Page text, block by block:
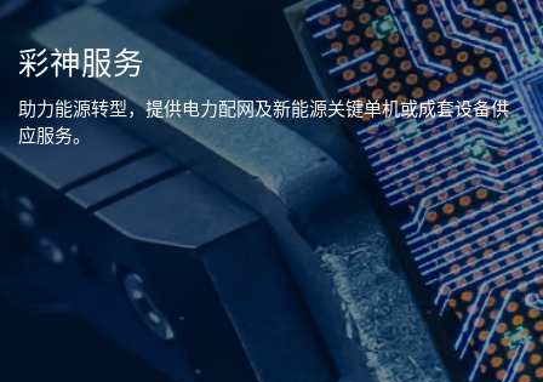
彩神服务
助力能源转型，提供电力配网及新能源关键单机或成套设备供
应服务。